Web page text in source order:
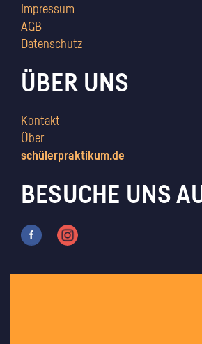
Impressum
AGB
Datenschutz
ÜBER UNS
Kontakt
Über
schülerpraktikum.de
BESUCHE UNS